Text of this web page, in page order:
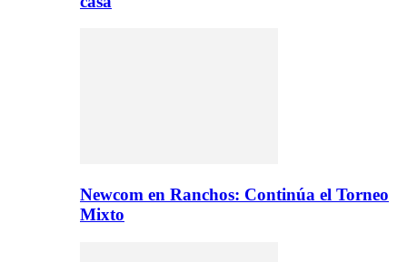
Newcom en Ranchos: Continúa el Torneo
Mixto